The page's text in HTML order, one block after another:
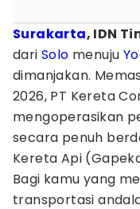
Surakarta, IDN
dari Solo menuju
dimanjakan.
2026, PT Kereta
mengoperasikan
secara penuh
Kereta Api
Bagi kamu yang
transportasi